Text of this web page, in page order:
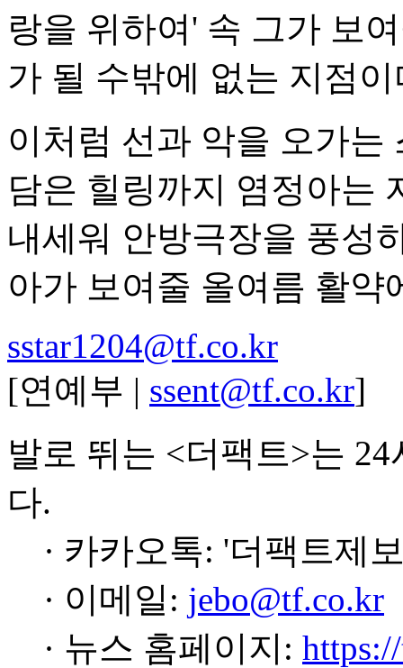
랑을 위하여' 속 그가 보
가 될 수밖에 없는 지점이
이처럼 선과 악을 오가
담은 힐링까지 염정아는
내세워 안방극장을 풍성
아가 보여줄 올여름 활약
sstar1204@tf.co.kr
[연예부 | ssent@tf.co.kr]
발로 뛰는 <더팩트>는
다.
· 카카오톡: '더팩트제
· 이메일: jebo@tf.co.kr
· 뉴스 홈페이지: